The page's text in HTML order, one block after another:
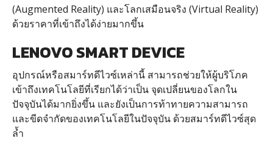
(Augmented Reality) และโลกเสมือนจริง (Virtual Reality)
ด้วยราคาที่เข้าถึงได้ง่ายมากขึ้น
LENOVO SMART DEVICE
อุปกรณ์​หรือสมาร์ทดีไวซ์เหล่านี้ สามารถช่วยให้ผู้บริโภค
เข้าถึงเทคโนโลยีที่เรียกได้ว่าเป็น จุดเปลี่ยนของโลกใน
ปัจจุบันได้มากยิ่งขึ้น และยังเป็นการท้าทายความสามารถ
และขีดจำกัดของเทคโนโลยีในปัจจุบัน ด้วยสมาร์ทดีไวซ์สุด
ล้ำ